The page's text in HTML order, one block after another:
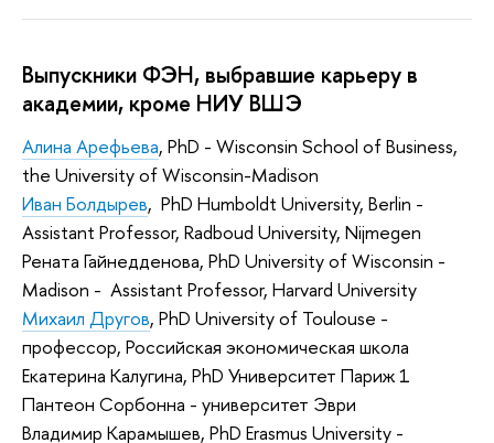
Выпускники ФЭН, выбравшие карьеру в
академии, кроме НИУ ВШЭ
Алина Арефьева, PhD - Wisconsin School of Business,
the University of Wisconsin-Madison
Иван Болдырев, PhD Humboldt University, Berlin -
Assistant Professor, Radboud University, Nijmegen
Рената Гайнедденова, PhD University of Wisconsin -
Madison - Assistant Professor, Harvard University
Михаил Другов, PhD University of Toulouse -
профессор, Российская экономическая школа
Екатерина Калугина, PhD Университет Париж 1
Пантеон Сорбонна - университет Эври
Владимир Карамышев, PhD Erasmus University -